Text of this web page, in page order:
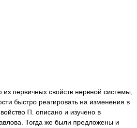
первичных свойств нервной системы,
быстро реагировать на изменения в
П. описано и изучено в
Тогда же были предложены и